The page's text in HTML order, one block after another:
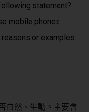
statement?
mobile phones
or examples
自然、生動。主要會